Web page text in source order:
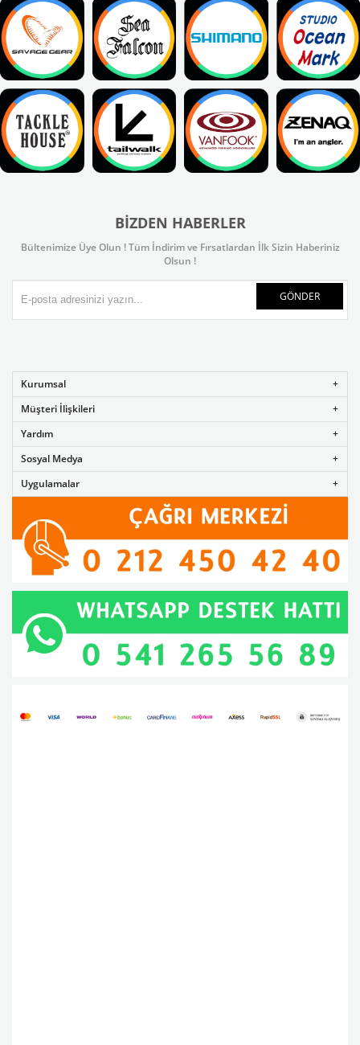
BIZDEN HABERLER
Bültenimize Üye Olun ! Tüm İndirim ve Fırsatlardan İlk Sizin Haberiniz
Olsun !
GÖNDER
Kurumsal
Müşteri İlişkileri
Yardım
Sosyal Medya
Uygulamalar